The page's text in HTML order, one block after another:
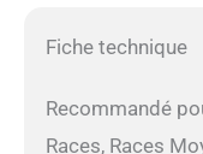
Fiche technique
Recommandé
Races, Races